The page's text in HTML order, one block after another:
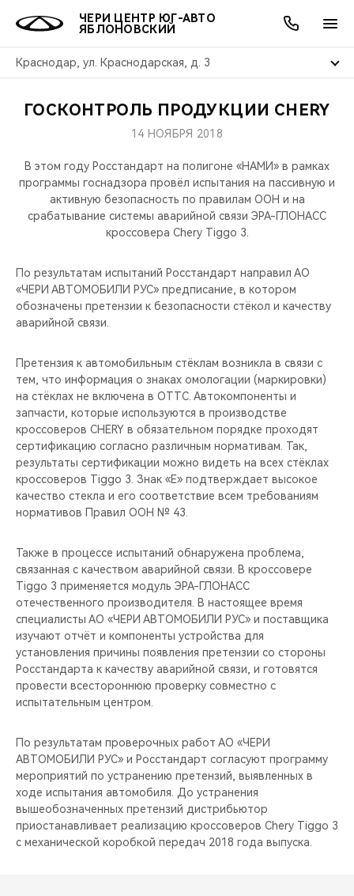
ЧЕРИ ЦЕНТР ЮГ-АВТО
ЯБЛОНОВСКИЙ
Краснодар, ул. Краснодарская, д. 3
МОДЕЛИ
КРОССОВЕРЫ
НОВИНКИ
ПОКУПАТЕЛЯМ
КРЕДИТ И СТРАХОВАНИЕ
ВЛАДЕЛЬЦАМ
ЗАПЧАСТИ И АКСЕССУАРЫ
CHERY CONNECT
МИР CHERY
О БРЕНДЕ
CHERY В СОЦСЕТЯХ
ЛЮДИ CHERY
БЛАГОТВОРИТЕЛЬНОСТЬ
CHERY REMOTE
CHERY И СПОРТ
НАШИ МЕРОПРИЯТИЯ
ВИДЕООБЗОРЫ
CHERY ДЛЯ ДЕТЕЙ
АКЦИИ
ОНЛАЙН СЕРВИСЫ
КРЕДИТ
О КОМПАНИИ
МЫ В СОЦСЕТЯХ
ГОСКОНТРОЛЬ ПРОДУКЦИИ CHERY
14 НОЯБРЯ 2018
В этом году Росстандарт на полигоне «НАМИ» в рамках
программы госнадзора провёл испытания на пассивную и
активную безопасность по правилам ООН и на
срабатывание системы аварийной связи ЭРА-ГЛОНАСС
кроссовера Chery Tiggo 3.
По результатам испытаний Росстандарт направил АО
«ЧЕРИ АВТОМОБИЛИ РУС» предписание, в котором
обозначены претензии к безопасности стёкол и качеству
аварийной связи.
Претензия к автомобильным стёклам возникла в связи с
тем, что информация о знаках омологации (маркировки)
на стёклах не включена в ОТТС. Автокомпоненты и
запчасти, которые используются в производстве
кроссоверов CHERY в обязательном порядке проходят
сертификацию согласно различным нормативам. Так,
результаты сертификации можно видеть на всех стёклах
кроссоверов Tiggo 3. Знак «E» подтверждает высокое
качество стекла и его соответствие всем требованиям
нормативов Правил ООН № 43.
Также в процессе испытаний обнаружена проблема,
связанная с качеством аварийной связи. В кроссовере
Tiggo 3 применяется модуль ЭРА-ГЛОНАСС
отечественного производителя. В настоящее время
специалисты АО «ЧЕРИ АВТОМОБИЛИ РУС» и поставщика
изучают отчёт и компоненты устройства для
установления причины появления претензии со стороны
Росстандарта к качеству аварийной связи, и готовятся
провести всестороннюю проверку совместно с
испытательным центром.
По результатам проверочных работ АО «ЧЕРИ
АВТОМОБИЛИ РУС» и Росстандарт согласуют программу
мероприятий по устранению претензий, выявленных в
ходе испытания автомобиля. До устранения
вышеобозначенных претензий дистрибьютор
приостанавливает реализацию кроссоверов Chery Tiggo 3
с механической коробкой передач 2018 года выпуска.